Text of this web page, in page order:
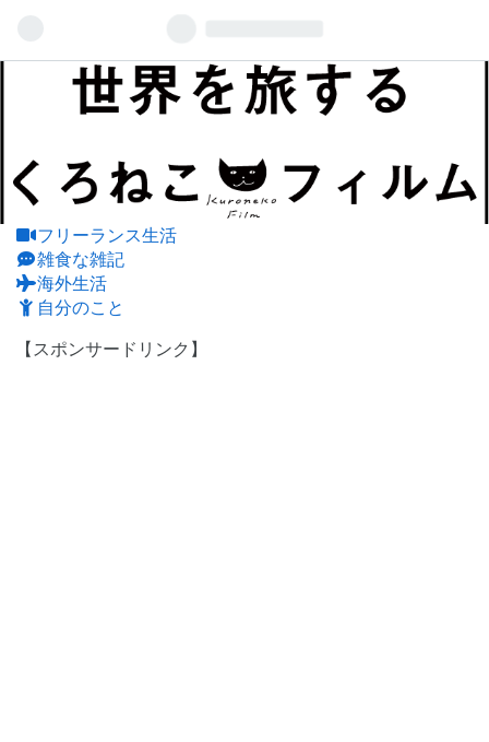
フリーランス生活
雑食な雑記
海外生活
自分のこと
【スポンサードリンク】